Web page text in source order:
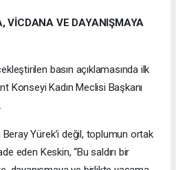
VİCDANA VE DAYANIŞMAYA
basın açıklamasında ilk
Konseyi Kadın Meclisi Başkanı
Beray Yürek’i değil, toplumun ortak
eden Keskin, “Bu saldırı bir